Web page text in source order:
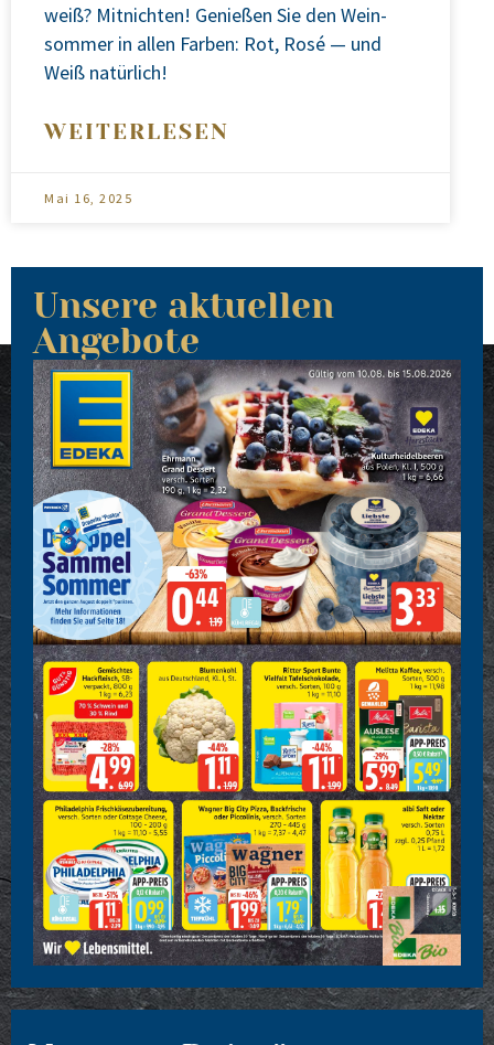
weiß? Mit­nich­ten! Genie­ßen Sie den Wein­
som­mer in allen Far­ben: Rot, Rosé — und
Weiß natür­lich!
WEITERLESEN
Mai 16, 2025
Unsere aktuellen
Angebote